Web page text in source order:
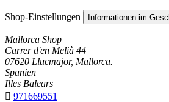
Shop-Einstellungen Informationen im
Mallorca Shop
Carrer d'en Melià 44
07620 Llucmajor, Mallorca.
Spanien
Illes Balears
 971669551